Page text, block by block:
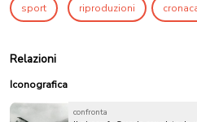
sport riproduzioni
Relazioni
Iconografica
confronta